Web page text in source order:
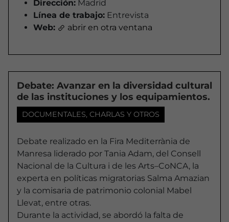
Dirección: Madrid
Línea de trabajo: Entrevista
Web:
abrir en otra ventana
Debate: Avanzar en la diversidad cultural
de las instituciones y los equipamientos.
DOCUMENTALES, CHARLAS Y OTROS
Debate realizado en la Fira Mediterrània de
Manresa liderado por Tania Adam, del Consell
Nacional de la Cultura i de les Arts–CoNCA, la
experta en políticas migratorias Salma Amazian
y la comisaria de patrimonio colonial Mabel
Llevat, entre otras.
Durante la actividad, se abordó la falta de